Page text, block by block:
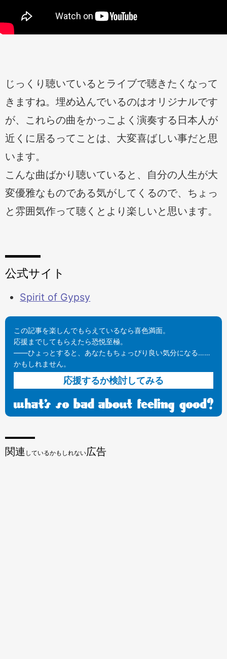
じっくり聴いているとライブで聴きたくなって
きますね。埋め込んでいるのはオリジナルです
が、これらの曲をかっこよく演奏する日本人が
近くに居るってことは、大変喜ばしい事だと思
います。
こんな曲ばかり聴いていると、自分の人生が大
変優雅なものである気がしてくるので、ちょっ
と雰囲気作って聴くとより楽しいと思います。
公式サイト
Spirit of Gypsy
この記事を楽しんでもらえているなら喜色満面。
応援までしてもらえたら恐悦至極。
——ひょっとすると、あなたもちょっぴり良い気分になる……
かもしれません。
応援するか検討してみる
関連 しているかもしれない広告